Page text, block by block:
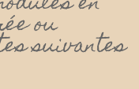
ou
suivantes